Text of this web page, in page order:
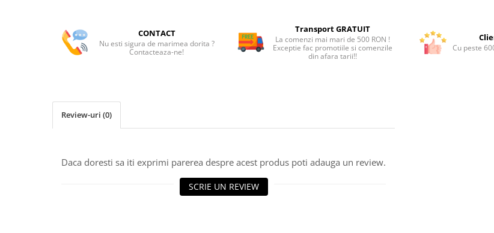
CONTACT
Nu esti sigura de marimea dorita ?
Contacteaza-ne!
Transport GRATUIT
La comenzi mai mari de 500 RON !
Exceptie fac promotiile si comenzile
din afara tarii!!
Cu peste
Review-uri (0)
Daca doresti sa iti exprimi parerea despre acest produs poti adauga un review.
SCRIE UN REVIEW